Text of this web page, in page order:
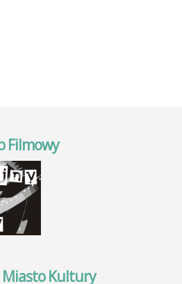
Filmowy
Miasto Kultury